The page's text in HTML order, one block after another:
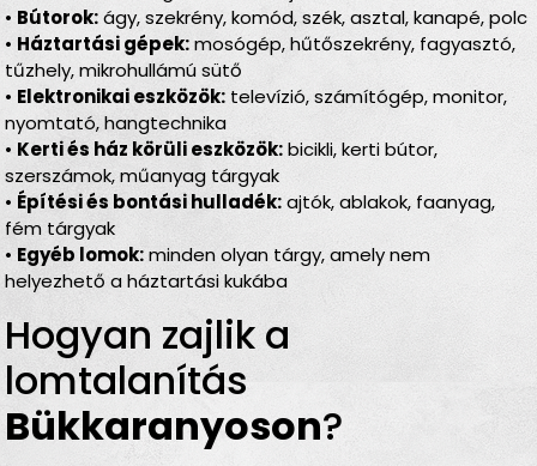
• Bútorok:ágy, szekrény, komód, szék, asztal, kanapé, polc
• Háztartási gépek:mosógép, hűtőszekrény, fagyasztó,
tűzhely, mikrohullámú sütő
• Elektronikai eszközök: televízió, számítógép, monitor,
nyomtató, hangtechnika
• Kerti és ház körüli eszközök:bicikli, kerti bútor,
szerszámok, műanyag tárgyak
• Építési és bontási hulladék:ajtók, ablakok, faanyag,
fém tárgyak
• Egyéb lomok:minden olyan tárgy, amely nem
helyezhető a háztartási kukába
Hogyan zajlik a
lomtalanítás
Bükkaranyoson?